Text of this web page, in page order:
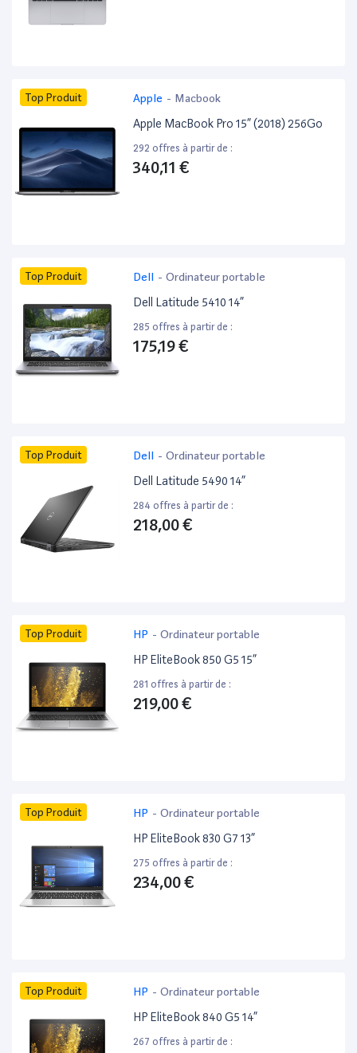
Top Produit Apple - Macbook
Apple MacBook Pro 15” (2018) 256Go
292 offres à partir de :
340,11 €
Top Produit Dell - Ordinateur portable
Dell Latitude 5410 14”
285 offres à partir de :
175,19 €
Top Produit Dell - Ordinateur portable
Dell Latitude 5490 14”
284 offres à partir de :
218,00 €
Top Produit HP - Ordinateur portable
HP EliteBook 850 G5 15”
281 offres à partir de :
219,00 €
Top Produit HP - Ordinateur portable
HP EliteBook 830 G7 13”
275 offres à partir de :
234,00 €
Top Produit HP - Ordinateur portable
HP EliteBook 840 G5 14”
267 offres à partir de :